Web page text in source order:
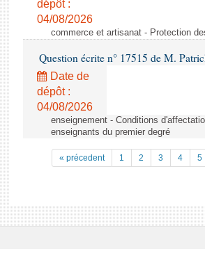
dépôt :
04/08/2026
commerce et artisanat - Protection
Question écrite n° 17515 de M.
Date de
dépôt :
04/08/2026
enseignement - Conditions
enseignants du premier degré
« précedent 1 2 3 4 5